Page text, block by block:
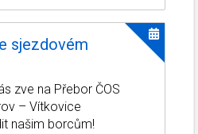
sjezdovém
zve na Přebor ČOS
– Vítkovice
našim borcům!